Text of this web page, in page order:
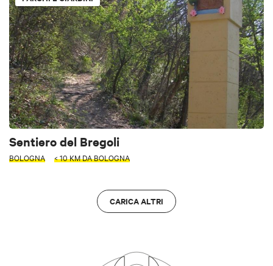
Sentiero del Bregoli
BOLOGNA < 10 KM DA BOLOGNA
CARICA ALTRI